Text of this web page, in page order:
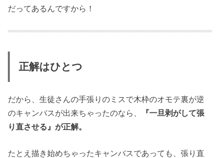
だってあるんですから！
正解はひとつ
だから、生徒さんの手張りのミスで木枠のオモテ裏が逆
のキャンバスが出来ちゃったのなら、
『一旦剥がして張
り直させる』が正解。
たとえ描き始めちゃったキャンバスであっても、張り直